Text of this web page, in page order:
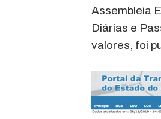
Assembleia
Diárias e
valores, foi